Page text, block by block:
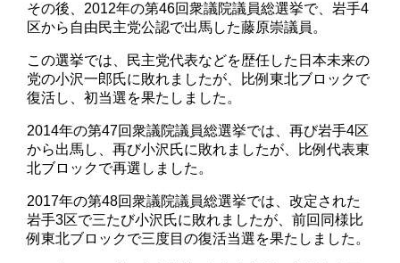
その後、2012年の第46回衆議院議員総選挙で、岩手4
区から自由民主党公認で出馬した藤原崇議員。
この選挙では、民主党代表などを歴任した日本未来の
党の小沢一郎氏に敗れましたが、比例東北ブロックで
復活し、初当選を果たしました。
2014年の第47回衆議院議員総選挙では、再び岩手4区
から出馬し、再び小沢氏に敗れましたが、比例代表東
北ブロックで再選しました。
2017年の第48回衆議院議員総選挙では、改定された
岩手3区で三たび小沢氏に敗れましたが、前回同様比
例東北ブロックで三度目の復活当選を果たしました。